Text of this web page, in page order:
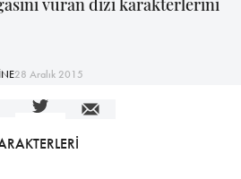
vuran dizi karakterlerini
28 Aralık 2015